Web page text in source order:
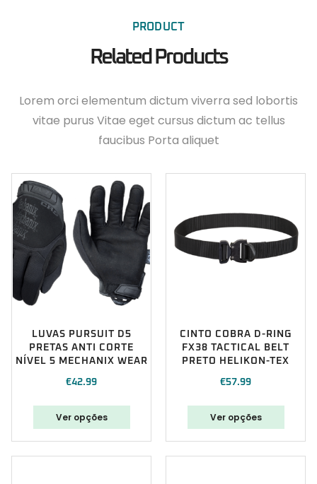
PRODUCT
Related Products
Lorem orci elementum dictum viverra sed lobortis
vitae purus Vitae eget cursus dictum ac tellus
faucibus Porta aliquet
LUVAS PURSUIT D5
PRETAS ANTI CORTE
NÍVEL 5 MECHANIX WEAR
€42.99
Ver opções
CINTO COBRA D-RING
FX38 TACTICAL BELT
PRETO HELIKON-TEX
€57.99
Ver opções